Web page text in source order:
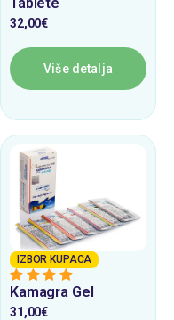
32,00€
Više detalja
IZBOR KUPACA
5from 5
Kamagra Gel
31,00€